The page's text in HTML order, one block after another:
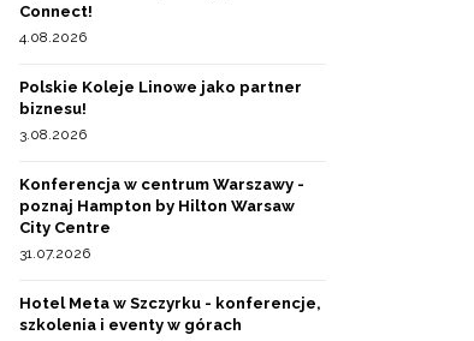
Connect!
4.08.2026
Polskie Koleje Linowe jako partner
biznesu!
3.08.2026
Konferencja w centrum Warszawy -
poznaj Hampton by Hilton Warsaw
City Centre
31.07.2026
Hotel Meta w Szczyrku - konferencje,
szkolenia i eventy w górach